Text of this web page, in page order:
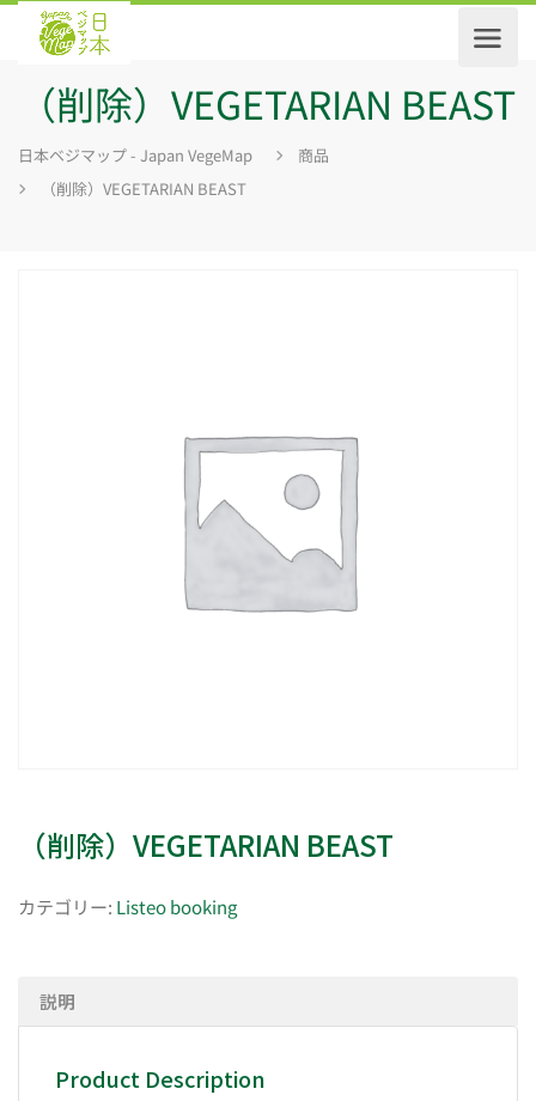
（削除）VEGETARIAN BEAST
日本ベジマップ - Japan VegeMap
商品
（削除）VEGETARIAN BEAST
（削除）VEGETARIAN BEAST
カテゴリー: Listeo booking
説明
Product Description